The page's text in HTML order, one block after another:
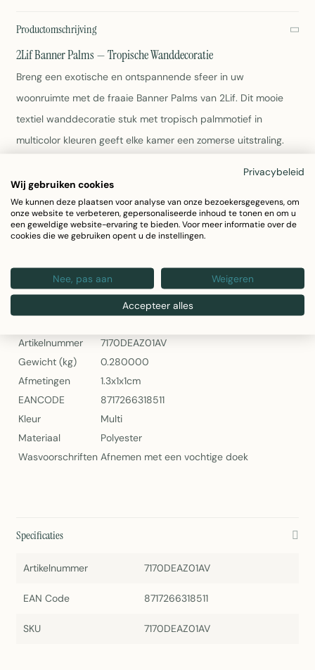
Productomschrijving
2Lif Banner Palms — Tropische Wanddecoratie
Breng een exotische en ontspannende sfeer in uw
woonruimte met de fraaie Banner Palms van 2Lif. Dit mooie
textiel wanddecoratie stuk met tropisch palmmotief in
multicolor kleuren geeft elke kamer een zomerse uitstraling.
Materiaal: Duurzaam polyester
Kleur: Multi (tropische kleuren)
Gewicht: 280 gram
Eenvoudig te onderhouden met een vochtige doek
2Lif Banner Palms — Tropische Wanddecoratie
Artikelnummer
7170DEAZ01AV
Gewicht (kg)
0.280000
Afmetingen
1.3x1x1cm
EANCODE
8717266318511
Kleur
Multi
Materiaal
Polyester
Wasvoorschriften Afnemen met een vochtige doek
Specificaties
Artikelnummer 7170DEAZ01AV
EAN Code 8717266318511
SKU 7170DEAZ01AV
Privacybeleid
Wij gebruiken cookies
We kunnen deze plaatsen voor analyse van onze bezoekersgegevens, om
onze website te verbeteren, gepersonaliseerde inhoud te tonen en om u
een geweldige website-ervaring te bieden. Voor meer informatie over de
cookies die we gebruiken opent u de instellingen.
Nee, pas aan Weigeren
Accepteer alles